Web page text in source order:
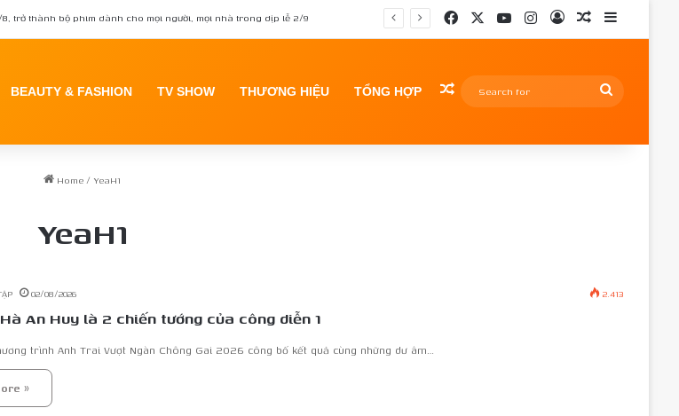
trở thành bộ phim dành cho mọi người, mọi nhà trong dịp lễ 2/9 FacebookYouTubeInstagram
Log InRandom Article
Sidebar
BEAUTY & FASHION TV SHOW THƯƠNG HIỆU TỔNG HỢP Random Article
Search
Home / YeaH1
YeaH1
02/08/2026 2.413
An Huy là 2 chiến tướng của công diễn 1
trình Anh Trai Vượt Ngàn Chông Gai 2026 công bố kết quả cùng những dư âm…
»